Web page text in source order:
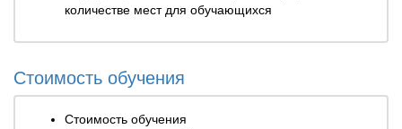
количестве мест для обучающихся
Стоимость обучения
Стоимость обучения